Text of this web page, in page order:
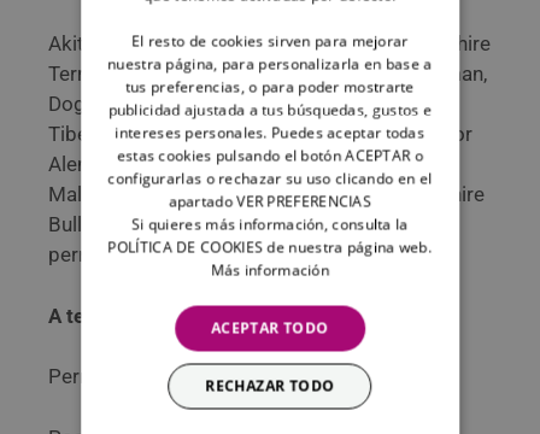
Akita Inu, American Bully, American Staffordshire
Terrier, Boxer, Bullmastiff, Bull Terrier, Doberman,
Dogo Argentino, Dogo de Burdeos, Dogo del
Tibet, Fila Brasileiro, Mastín Napolitano, Pastor
Alemán, Pit Bull Terrier, Presa Canario, Presa
Mallorquín (Ca de bou), Rottweiler, Staffordshire
Bull Terrier, Tosa Inu, o cualquier cruce con
perros de razas arriba señaladas.
A tener en cuenta
Perros de trabajo excluidos.
El resto de cookies sirven para mejorar
nuestra página, para personalizarla en base a
tus preferencias, o para poder mostrarte
publicidad ajustada a tus búsquedas, gustos e
intereses personales. Puedes aceptar todas
estas cookies pulsando el botón ACEPTAR o
configurarlas o rechazar su uso clicando en el
apartado VER PREFERENCIAS
Si quieres más información, consulta la
POLÍTICA DE COOKIES de nuestra página web.
Más información
ACEPTAR TODO
RECHAZAR TODO